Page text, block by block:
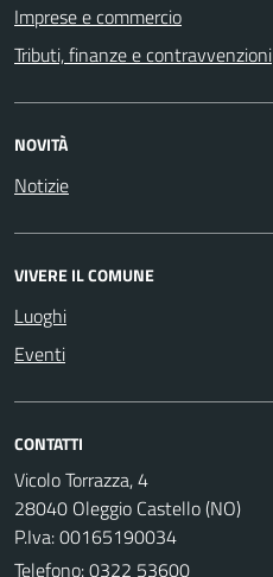
Imprese e commercio
Tributi, finanze e contravvenzioni
NOVITÀ
Notizie
VIVERE IL COMUNE
Luoghi
Eventi
CONTATTI
Vicolo Torrazza, 4
28040 Oleggio Castello (NO)
P.Iva: 00165190034
Telefono:0322 53600